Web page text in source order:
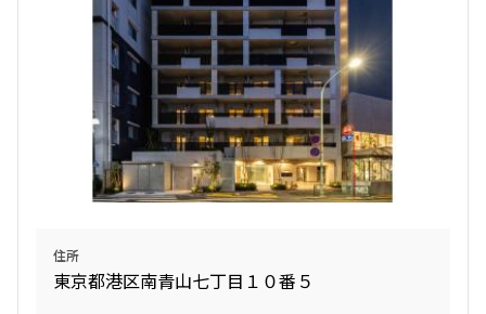
住所
東京都港区南青山七丁目１０番５